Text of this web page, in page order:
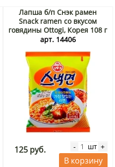
Лапша б/п Снэк рамен
Snack ramen со вкусом
говядины Ottogi, Корея 108 г
арт. 14406
125 руб. - шт +
В корзину